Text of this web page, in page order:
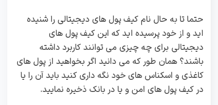
حتما تا به حال نام کیف پول های دیجیتالی را شنیده
اید و از خود پرسیده اید که این کیف پول های
دیجیتالی برای چه چیزی می توانند کاربرد داشته
باشند؟ همان طور که می دانید اگر بخواهید از پول های
کاغذی و اسکناس های خود نگه داری کنید باید آن را یا
در کیف پول های امن و یا در بانک ذخیره نمایید.